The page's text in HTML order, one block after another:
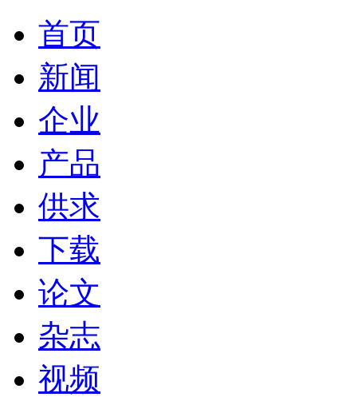
首页
新闻
企业
产品
供求
下载
论文
杂志
视频